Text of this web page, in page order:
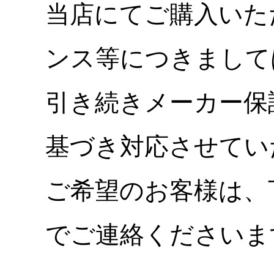
当店にてご購入い
ンス等につきまし
引き続きメーカー
基づき対応させて
ご希望のお客様は
でご連絡ください